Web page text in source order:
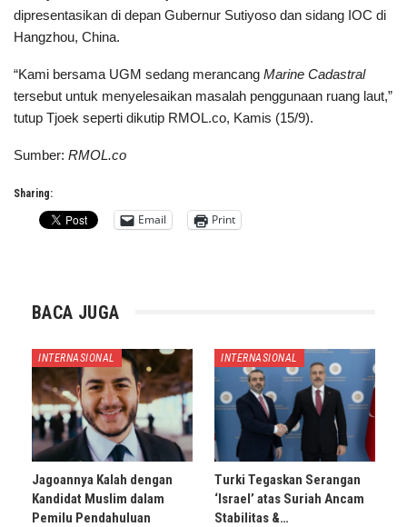
dipresentasikan di depan Gubernur Sutiyoso dan sidang IOC di
Hangzhou, China.
“Kami bersama UGM sedang merancang Marine Cadastral
tersebut untuk menyelesaikan masalah penggunaan ruang laut,”
tutup Tjoek seperti dikutip RMOL.co, Kamis (15/9).
Sumber: RMOL.co
Sharing:
Email Print
BACA JUGA
INTERNASIONAL
Jagoannya Kalah dengan
Kandidat Muslim dalam
Pemilu Pendahuluan
INTERNASIONAL
Turki Tegaskan Serangan
‘Israel’ atas Suriah Ancam
Stabilitas &…